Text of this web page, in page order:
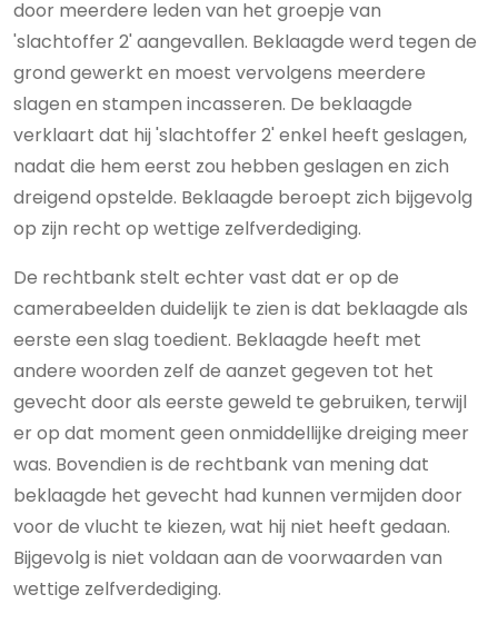
door meerdere leden van het groepje van
'slachtoffer 2' aangevallen. Beklaagde werd tegen de
grond gewerkt en moest vervolgens meerdere
slagen en stampen incasseren. De beklaagde
verklaart dat hij 'slachtoffer 2' enkel heeft geslagen,
nadat die hem eerst zou hebben geslagen en zich
dreigend opstelde. Beklaagde beroept zich bijgevolg
op zijn recht op wettige zelfverdediging.
De rechtbank stelt echter vast dat er op de
camerabeelden duidelijk te zien is dat beklaagde als
eerste een slag toedient. Beklaagde heeft met
andere woorden zelf de aanzet gegeven tot het
gevecht door als eerste geweld te gebruiken, terwijl
er op dat moment geen onmiddellijke dreiging meer
was. Bovendien is de rechtbank van mening dat
beklaagde het gevecht had kunnen vermijden door
voor de vlucht te kiezen, wat hij niet heeft gedaan.
Bijgevolg is niet voldaan aan de voorwaarden van
wettige zelfverdediging.